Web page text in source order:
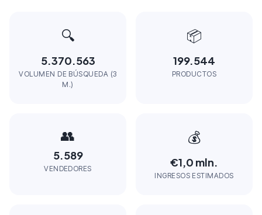
🔍
5.370.563
VOLUMEN DE BÚSQUEDA (3
M.)
📦
199.544
PRODUCTOS
👥
5.589
VENDEDORES
💰
€1,0 mln.
INGRESOS ESTIMADOS